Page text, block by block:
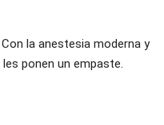
Con la anestesia moderna y
ponen un empaste.